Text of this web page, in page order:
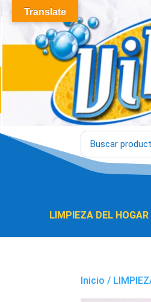
LIMPIEZA DEL HOGAR
Inicio /
Translate